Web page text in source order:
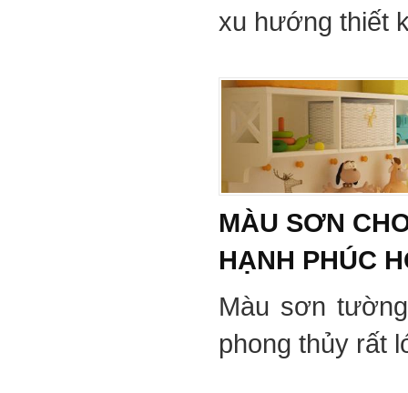
xu hướng thiết
MÀU SƠN
HẠNH PHÚC
Màu sơn
phong thủy rất